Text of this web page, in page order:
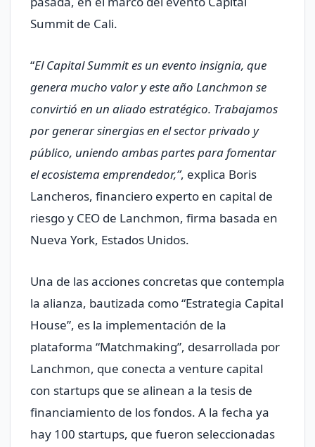
Summit de Cali.
“El Capital Summit es un evento insignia, que
genera mucho valor y este año Lanchmon se
convirtió en un aliado estratégico. Trabajamos
por generar sinergias en el sector privado y
público, uniendo ambas partes para fomentar
el ecosistema emprendedor,”, explica Boris
Lancheros, financiero experto en capital de
riesgo y CEO de Lanchmon, firma basada en
Nueva York, Estados Unidos.
Una de las acciones concretas que contempla
la alianza, bautizada como “Estrategia Capital
House”, es la implementación de la
plataforma “Matchmaking”, desarrollada por
Lanchmon, que conecta a venture capital
con startups que se alinean a la tesis de
financiamiento de los fondos. A la fecha ya
hay 100 startups, que fueron seleccionadas